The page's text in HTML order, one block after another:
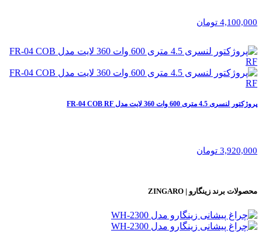
4,100,000 تومان
پروژکتور لنسری 4.5 متری 600 وات 360 لایت مدل FR-04 COB RF
3,920,000 تومان
محصولات برند زینگارو | ZINGARO